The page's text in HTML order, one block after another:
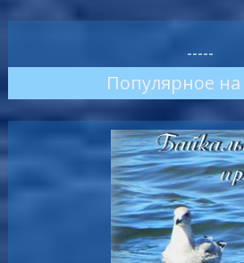
-----
Популярное на